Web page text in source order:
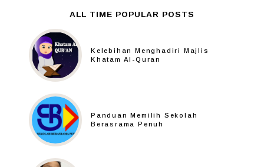
ALL TIME POPULAR POSTS
Kelebihan Menghadiri Majlis
Khatam Al-Quran
Panduan Memilih Sekolah
Berasrama Penuh